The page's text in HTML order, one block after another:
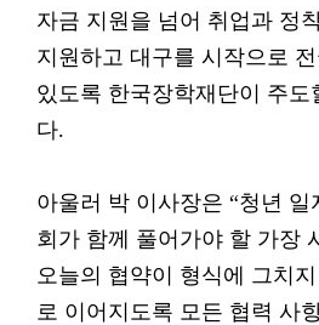
자금 지원을 넘어 취업과 정
지원하고 대구를 시작으로
있도록 한국장학재단이 주도
다.
아울러 박 이사장은 “청년
회가 함께 풀어가야 할 가장
오늘의 협약이 형식에 그치
로 이어지도록 모든 협력 사